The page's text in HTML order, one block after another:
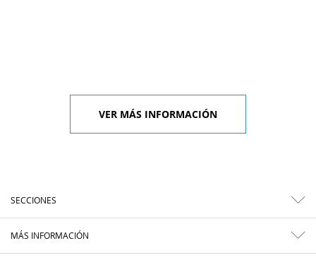
VER MÁS INFORMACIÓN
SECCIONES
MÁS INFORMACIÓN